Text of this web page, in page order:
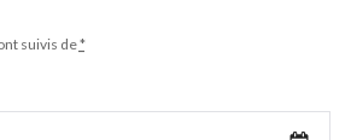
suivis de*